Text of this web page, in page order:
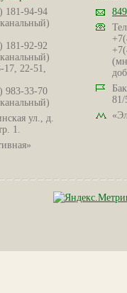
181-94-94
181-92-92
17, 22-51,
983-33-70
ул., д.
1.
81/